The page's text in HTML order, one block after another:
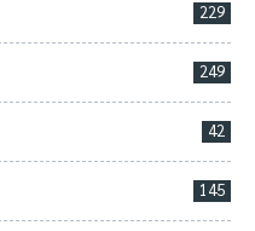
229
249
42
145